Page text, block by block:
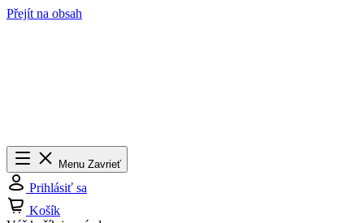
Přejít na obsah
Menu Zavrieť
Prihlásiť sa
Košík